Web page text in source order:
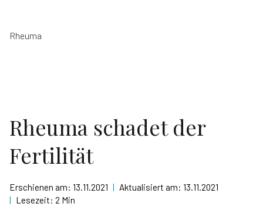
Rheuma
Rheuma schadet der
Fertilität
Erschienen am: 13.11.2021 | Aktualisiert am: 13.11.2021
| Lesezeit: 2 Min